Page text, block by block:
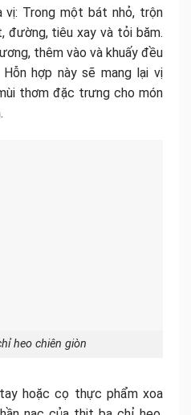
vị: Trong một bát nhỏ, trộn
đường, tiêu xay và tỏi băm.
thêm vào và khuấy đều
hợp này sẽ mang lại vị
thơm đặc trưng cho món
heo chiên giòn
hoặc cọ thực phẩm xoa